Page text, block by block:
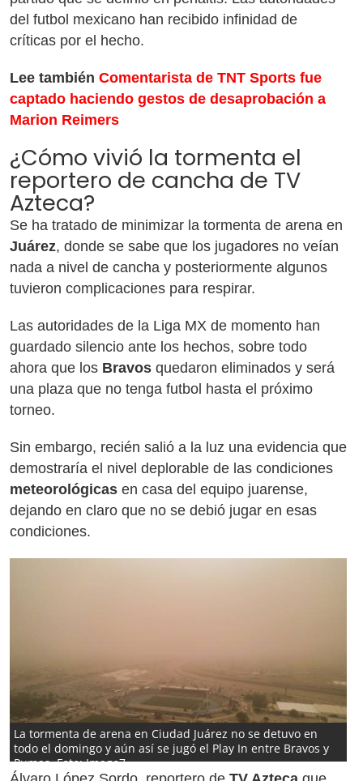
del futbol mexicano han recibido infinidad de
críticas por el hecho.
Lee también Comentarista de TNT Sports fue
captado haciendo gestos de desaprobación a
Marion Reimers
¿Cómo vivió la tormenta el
reportero de cancha de TV
Azteca?
Se ha tratado de minimizar la tormenta de arena en
Juárez, donde se sabe que los jugadores no veían
nada a nivel de cancha y posteriormente algunos
tuvieron complicaciones para respirar.
Las autoridades de la Liga MX de momento han
guardado silencio ante los hechos, sobre todo
ahora que los Bravos quedaron eliminados y será
una plaza que no tenga futbol hasta el próximo
torneo.
Sin embargo, recién salió a la luz una evidencia que
demostraría el nivel deplorable de las condiciones
meteorológicas en casa del equipo juarense,
dejando en claro que no se debió jugar en esas
condiciones.
La tormenta de arena en Ciudad Juárez no se detuvo en
todo el domingo y aún así se jugó el Play In entre Bravos y
Pumas. Foto: Imago7